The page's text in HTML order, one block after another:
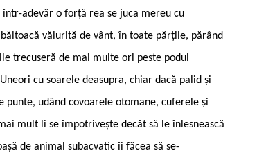
adevăr o forță rea se juca mereu cu
vălurită de vânt, în toate părțile, părând
trecuseră de mai multe ori peste podul
cu soarele deasupra, chiar dacă palid și
punte, udând covoarele otomane, cuferele și
mult li se împotrivește decât să le înlesnească
de animal subacvatic îi făcea să se-